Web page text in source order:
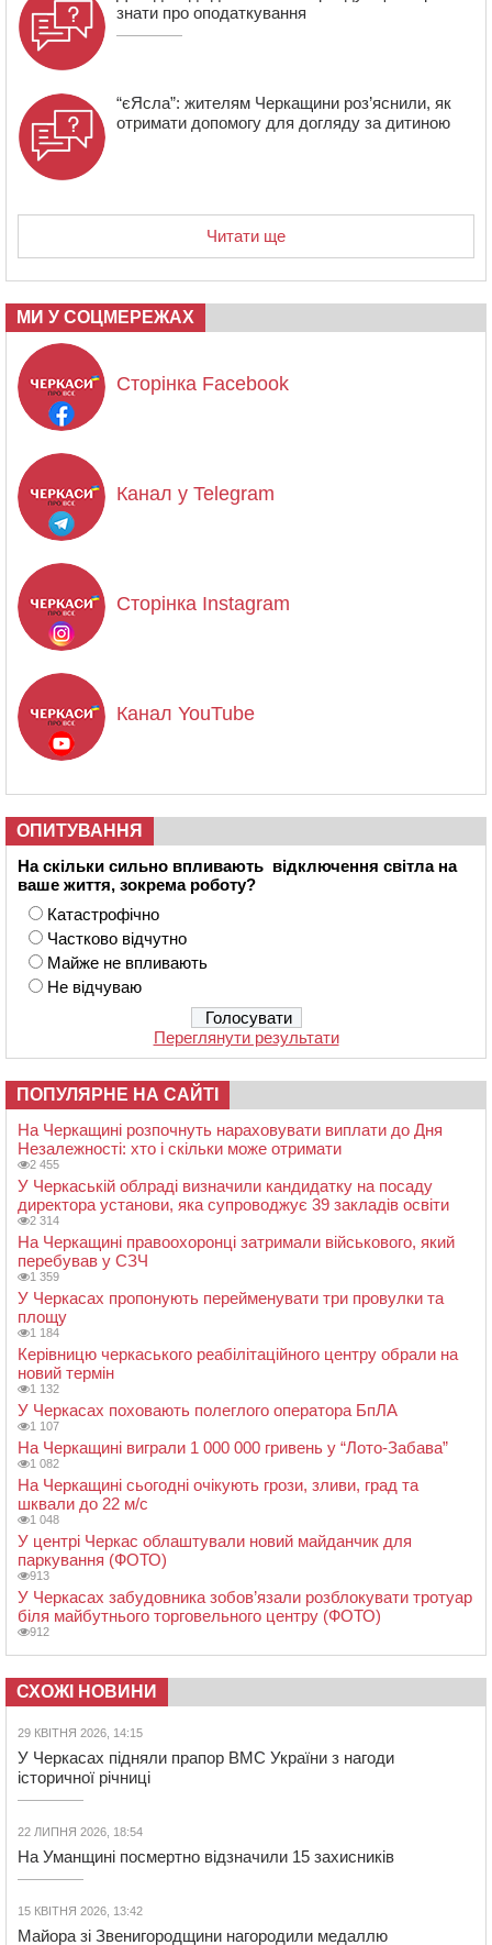
знати про оподаткування
“єЯсла”: жителям Черкащини роз’яснили, як
отримати допомогу для догляду за дитиною
Читати ще
МИ У СОЦМЕРЕЖАХ
Сторінка Facebook
Канал у Telegram
Сторінка Instagram
Канал YouTube
ОПИТУВАННЯ
На скільки сильно впливають відключення світла на
ваше життя, зокрема роботу?
Катастрофічно
Частково відчутно
Майже не впливають
Не відчуваю
Переглянути результати
ПОПУЛЯРНЕ НА САЙТІ
На Черкащині розпочнуть нараховувати виплати до Дня
Незалежності: хто і скільки може отримати
2 455
У Черкаській облраді визначили кандидатку на посаду
директора установи, яка супроводжує 39 закладів освіти
2 314
На Черкащині правоохоронці затримали військового, який
перебував у СЗЧ
1 359
У Черкасах пропонують перейменувати три провулки та
площу
1 184
Керівницю черкаського реабілітаційного центру обрали на
новий термін
1 132
У Черкасах поховають полеглого оператора БпЛА
1 107
На Черкащині виграли 1 000 000 гривень у “Лото-Забава”
1 082
На Черкащині сьогодні очікують грози, зливи, град та
шквали до 22 м/с
1 048
У центрі Черкас облаштували новий майданчик для
паркування (ФОТО)
913
У Черкасах забудовника зобов’язали розблокувати тротуар
біля майбутнього торговельного центру (ФОТО)
912
СХОЖІ НОВИНИ
29 КВІТНЯ 2026, 14:15
У Черкасах підняли прапор ВМС України з нагоди
історичної річниці
22 ЛИПНЯ 2026, 18:54
На Уманщині посмертно відзначили 15 захисників
15 КВІТНЯ 2026, 13:42
Майора зі Звенигородщини нагородили медаллю